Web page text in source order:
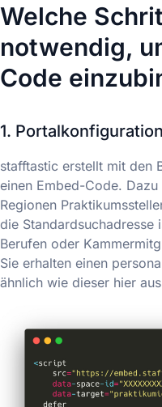
Welche
notwendig,
Code
1. Portalkonfiguration
stafftastic erstellt mit den
einen Embed-Code.
Regionen
die
Berufen oder
Sie erhalten einen
ähnlich wie dieser hier